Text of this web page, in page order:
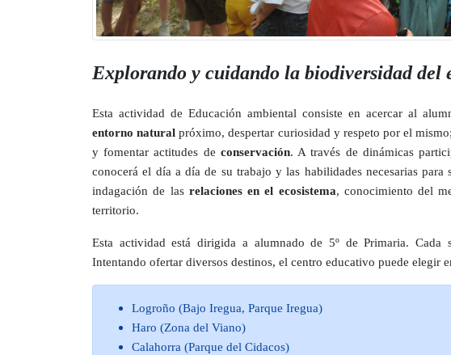
Explorando y cuidando la biodiversidad del
Esta actividad de Educación ambiental consiste en acercar al
entorno natural próximo, despertar curiosidad y respeto por el
y fomentar actitudes de conservación. A través de dinámicas
conocerá el día a día de su trabajo y las habilidades necesarias para
indagación de las relaciones en el ecosistema, conocimiento del
territorio.
Esta actividad está dirigida a alumnado de 5º de Primaria. Cada
Intentando ofertar diversos destinos, el centro educativo puede elegir
Logroño (Bajo Iregua, Parque Iregua)
Haro (Zona del Viano)
Calahorra (Parque del Cidacos)